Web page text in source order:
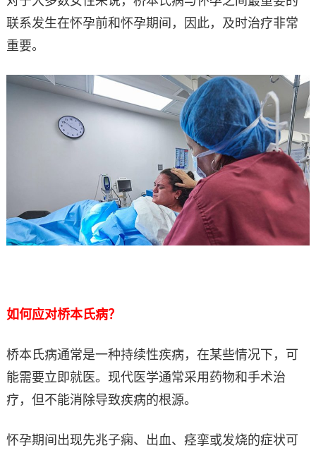
联系发生在怀孕前和怀孕期间，因此，及时治疗非常
重要。
如何应对桥本氏病？
桥本氏病通常是一种持续性疾病，在某些情况下，可
能需要立即就医。现代医学通常采用药物和手术治
疗，但不能消除导致疾病的根源。
怀孕期间出现先兆子痫、出血、痉挛或发烧的症状可